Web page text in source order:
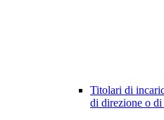
Titolari di
di direzione o